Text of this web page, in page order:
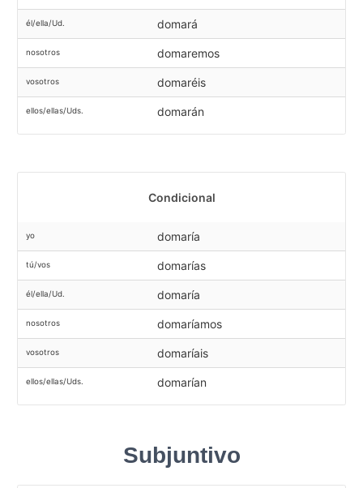
él/ella/Ud. domará
nosotros domaremos
vosotros domaréis
ellos/ellas/Uds. domarán
Condicional
yo domaría
tú/vos domarías
él/ella/Ud. domaría
nosotros domaríamos
vosotros domaríais
ellos/ellas/Uds. domarían
Subjuntivo